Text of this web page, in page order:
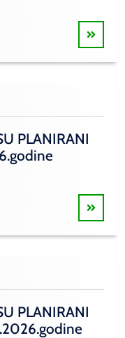
PLANIRANI
PLANIRANI